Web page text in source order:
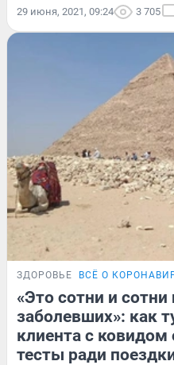
29 июня, 2021, 09:24 3 705
ЗДОРОВЬЕ ВСЁ О
«Это сотни и
заболевших»: как
клиента с
тесты ради